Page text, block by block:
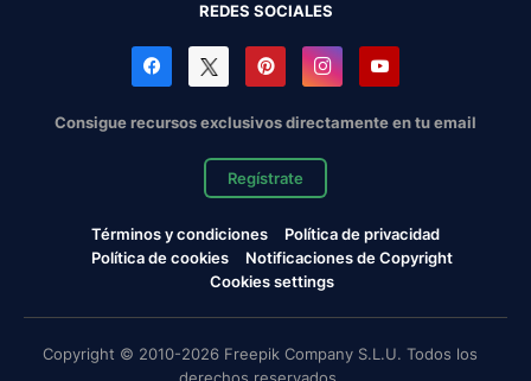
REDES SOCIALES
Consigue recursos exclusivos directamente en tu email
Regístrate
Términos y condiciones
Política de privacidad
Política de cookies
Notificaciones de Copyright
Cookies settings
Copyright © 2010-2026 Freepik Company S.L.U. Todos los